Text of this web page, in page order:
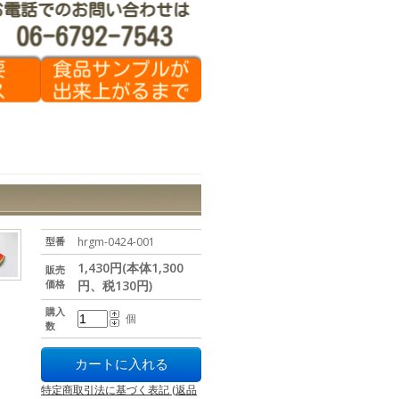
型番 hrgm-0424-001
販売
価格
1,430円(本体1,300
円、税130円)
購入
数
個
特定商取引法に基づく表記 (返品